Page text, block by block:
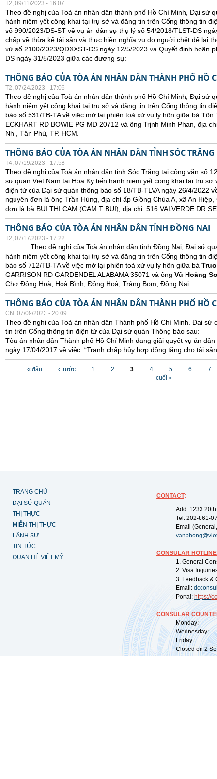
T2, 09/11/2023 - 16:07
Theo đề nghị của Toà án nhân dân thành phố Hồ Chí Minh, Đại sứ
hành niêm yết công khai tại trụ sở và đăng tin trên Cổng thông tin
số 990/2023/DS-ST về vụ án dân sự thụ lý số 54/2018/TLST-DS
chấp về thừa kế tài sản và thực hiện nghĩa vụ do người chết để lại
xử số 2100/2023/QĐXXST-DS ngày 12/5/2023 và Quyết định hoãn
DS ngày 31/5/2023 giữa các đương sự:
THÔNG BÁO CỦA TÒA ÁN NHÂN DÂN THÀNH PHỐ HỒ
T2, 07/24/2023 - 17:06
Theo đề nghị của Toà án nhân dân thành phố Hồ Chí Minh, Đại sứ
hành niêm yết công khai tại trụ sở và đăng tin trên Cổng thông tin
báo số 531/TB-TA về việc mở lại phiên toà xử vụ ly hôn giữa bà Tôn
ECKHART RD BOWIE PG MD 20712 và ông Trịnh Minh Phan, địa
Nhì, Tân Phú, TP. HCM.
THÔNG BÁO CỦA TÒA ÁN NHÂN DÂN TỈNH SÓC TRĂNG
T4, 07/19/2023 - 17:58
Theo đề nghị của Toà án nhân dân tỉnh Sóc Trăng tại công văn số
sứ quán Việt Nam tại Hoa Kỳ tiến hành niêm yết công khai tại trụ sở
điện tử của Đại sứ quán thông báo số 18/TB-TLVA ngày 26/4/2022
nguyên đơn là ông Trần Hùng, địa chỉ ấp Giồng Chùa A, xã An
đơn là bà BUI THI CAM (CAM T BUI), địa chỉ: 516 VALVERDE DR
THÔNG BÁO CỦA TÒA ÁN NHÂN DÂN TỈNH ĐỒNG NAI
T2, 07/17/2023 - 17:22
Theo đề nghị của Toà án nhân dân tỉnh Đồng Nai, Đại sứ
hành niêm yết công khai tại trụ sở và đăng tin trên Cổng thông tin
báo số 712/TB-TA về việc mở lại phiên toà xử vụ ly hôn giữa bà
GARRISON RD GARDENDEL ALABAMA 35071 và ông Vũ Hoàng
Chợ Đông Hoà, Hoà Bình, Đông Hoà, Trảng Bom, Đồng Nai.
THÔNG BÁO CỦA TÒA ÁN NHÂN DÂN THÀNH PHỐ HỒ
CN, 07/09/2023 - 20:09
Theo đề nghị của Toà án nhân dân Thành phố Hồ Chí Minh, Đại sứ
tin trên Cổng thông tin điện tử của Đại sứ quán Thông báo sau:
Tòa án nhân dân Thành phố Hồ Chí Minh đang giải quyết vụ án
ngày 17/04/2017 về việc: “Tranh chấp hủy hợp đồng tặng cho tài
« đầu ‹ trước 1 2 3 4 5 6
7
cuối »
TRANG CHỦ
ĐẠI SỨ QUÁN
THỊ THỰC
MIỄN THỊ THỰC
LÃNH SỰ
TIN TỨC
QUAN HỆ VIỆT MỸ
CONTACT:
Add: 1233
Tel: 202-861-
Email
CONSULAR
1. General
2. Visa
3. Feedback &
Email:
Portal: https://
CONSULAR
Monday:
Wednesday:
Friday:
Closed on 2